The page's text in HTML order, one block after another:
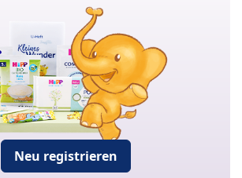
Neu registrieren